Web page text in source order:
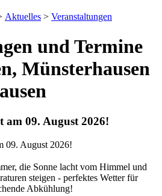
Aktuelles > Veranstaltungen
und Termine
Münsterhausen
am 09. August 2026!
die Sonne lacht vom Himmel und
steigen - perfektes Wetter für
Abkühlung!